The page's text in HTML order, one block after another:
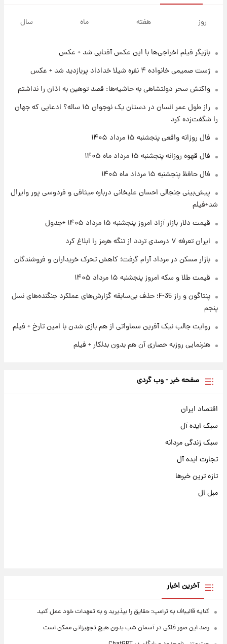
قیمت سکه و طلا فردا
۱۹ ساعت پیش
فال قهوه روزانه پنجشنبه ۱۵ مرداد ماه ۱۴۰۵
فال روزانه واقعی پنجشنبه ۱۵ مرداد ۱۴۰۵
۱ روز پیش
۱ روز پیش
نام خودرو، مبلغ پیش پرداخت و زمان تحویل |
سود مشارکت چند درصد است؟
روز هفته ماه سال
بازیگر فیلم اخراجی‌ها با این عکس آفتابی شد + عکس
ژست صمیمی خانواده ۴ نفره شیلا خداداد پربازدید شد + عکس
واکنش سحر دولتشاهی به حاشیه‌ها: قصد توهین به اذان را نداشتم
راز طول عمر انسان در دستان یک نوجوان ۱۵ ساله؟ ادعایی که جهان
را شگفت‌زده کرد
فال روزانه واقعی پنجشنبه ۱۵ مرداد ۱۴۰۵
فال قهوه روزانه پنجشنبه ۱۵ مرداد ماه ۱۴۰۵
فال حافظ پنجشنبه ۱۵ مرداد ماه ۱۴۰۵
پیش‌بینی جنجالی احسان علیخانی درباره میثاقی و فردوسی پور وایرال
شد+فیلم
قیمت دلار بازار آزاد امروز پنجشنبه ۱۵ مرداد ۱۴۰۵ +جدول
ایران تعرفه ۷ درصدی تردد از تنگه هرمز را ابلاغ کرد
بازار مسکن در مرداد آرام گرفت؛ کاهش تحرک خریداران و فروشندگان
قیمت طلا و سکه امروز پنجشنبه ۱۵ مرداد ۱۴۰۵
پنتاگون و راز F-35؛ حذف بی‌سابقه گزارش‌های عملکرد جنگنده‌های نسل
پنجم
روایت جالب نیک آفرین سماواتی از هم بازی شدن با امین تارخ + فیلم
هنرنمایی روزبه حصاری آن هم بدون بدلکار + فیلم
صفحه خبر - وب گردی
اقتصاد ایران
سبک ایده آل
سبک زندگی مردانه
تجارت ایده آل
تازه ترین خبرها
مبل ال
آخرین اخبار
کنایه قالیباف به ترامپ: حقایق را بپذیرید و به تعهدات خود عمل کنید
رصد این صور فلکی در آسمان شب بدون هیچ تجهیزاتی ممکن است